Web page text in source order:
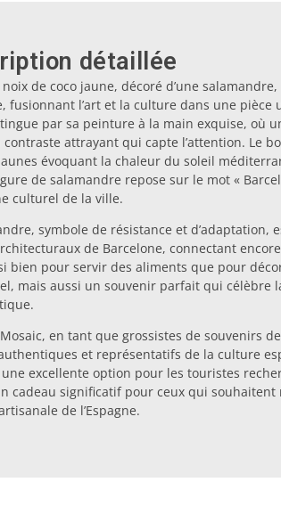
détaillée
de coco jaune, décoré d’une
fusionnant l’art et la culture dans une
par sa peinture à la main exquise, où
attrayant qui capte l’attention. Le
évoquant la chaleur du soleil
de salamandre repose sur le mot «
culturel de la ville.
symbole de résistance et d’adaptation,
de Barcelone, connectant
bien pour servir des aliments que pour
mais aussi un souvenir parfait qui célèbre
en tant que grossistes de souvenirs
et représentatifs de la culture
excellente option pour les touristes
cadeau significatif pour ceux qui
de l’Espagne.